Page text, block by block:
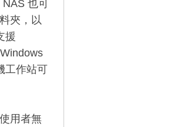
NAS 也可
夾，以
援
工作站可
用者無